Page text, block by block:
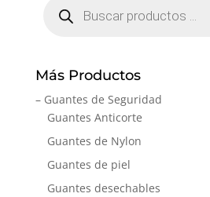
productos
Más Productos
– Guantes de Seguridad
Guantes Anticorte
Guantes de Nylon
Guantes de piel
Guantes desechables